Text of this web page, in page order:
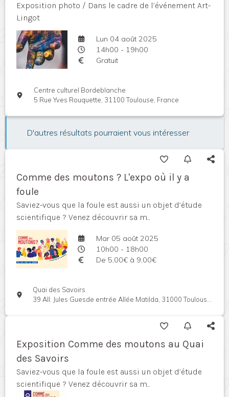
Exposition photo / Dans le cadre de l’événement Art-
Lingot
Lun 04 août 2025
14h00 - 19h00
Gratuit
Centre culturel Bordeblanche
5 Rue Yves Rouquette, 31100 Toulouse, France
D'autres résultats pourraient vous intéresser
Comme des moutons ? L'expo où il y a
foule
Saviez-vous que la foule est aussi un objet d’étude
scientifique ? Venez découvrir sa m...
Mar 05 août 2025
10h00 - 18h00
De 5,00€ à 9,00€
Quai des Savoirs
39 All. Jules Guesde entrée Allée Matilda, 31000 Toulouse, France
Exposition Comme des moutons au Quai
des Savoirs
Saviez-vous que la foule est aussi un objet d’étude
scientifique ? Venez découvrir sa m...